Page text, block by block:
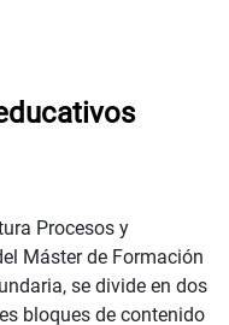
Procesos y
Máster de Formación
se divide en dos
bloques de contenido